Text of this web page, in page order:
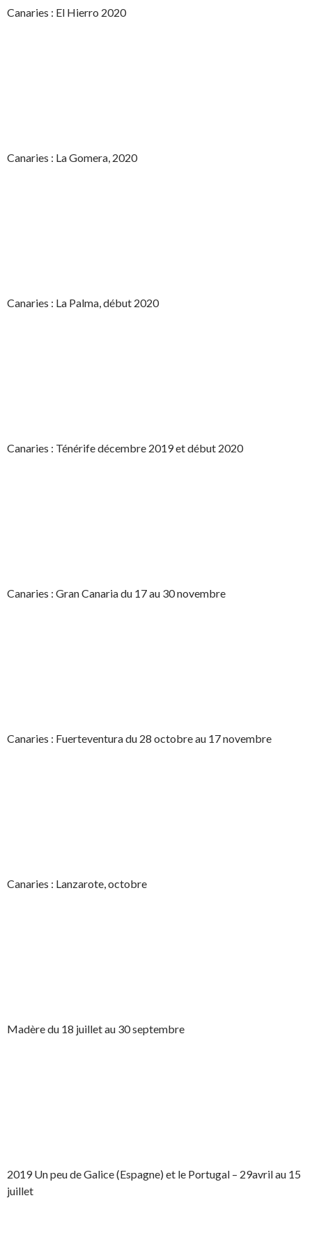
Canaries : El Hierro 2020
Canaries : La Gomera, 2020
Canaries : La Palma, début 2020
Canaries : Ténérife décembre 2019 et début 2020
Canaries : Gran Canaria du 17 au 30 novembre
Canaries : Fuerteventura du 28 octobre au 17 novembre
Canaries : Lanzarote, octobre
Madère du 18 juillet au 30 septembre
2019 Un peu de Galice (Espagne) et le Portugal – 29avril au 15
juillet